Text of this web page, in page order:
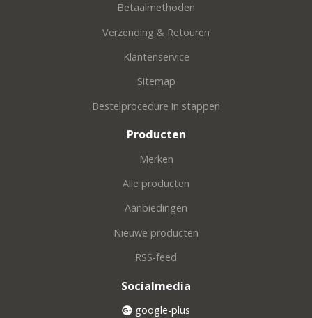
Betaalmethoden
Verzending & Retouren
Klantenservice
Sitemap
Bestelprocedure in stappen
Producten
Merken
Alle producten
Aanbiedingen
Nieuwe producten
RSS-feed
Socialmedia
google-plus